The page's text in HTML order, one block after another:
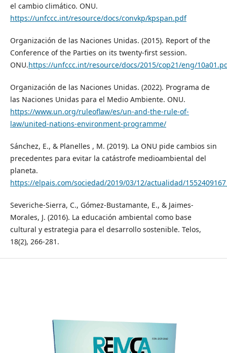
el cambio climático. ONU.
https://unfccc.int/resource/docs/convkp/kpspan.pdf
Organización de las Naciones Unidas. (2015). Report of the
Conference of the Parties on its twenty-first session.
ONU.https://unfccc.int/resource/docs/2015/cop21/eng/
Organización de las Naciones Unidas. (2022). Programa de
las Naciones Unidas para el Medio Ambiente. ONU.
https://www.un.org/ruleoflaw/es/un-and-the-rule-of-
law/united-nations-environment-programme/
Sánchez, E., & Planelles , M. (2019). La ONU pide cambios sin
precedentes para evitar la catástrofe medioambiental del
planeta.
https://elpais.com/sociedad/2019/03/12/actualidad/
Severiche-Sierra, C., Gómez-Bustamante, E., & Jaimes-
Morales, J. (2016). La educación ambiental como base
cultural y estrategia para el desarrollo sostenible. Telos,
18(2), 266-281.